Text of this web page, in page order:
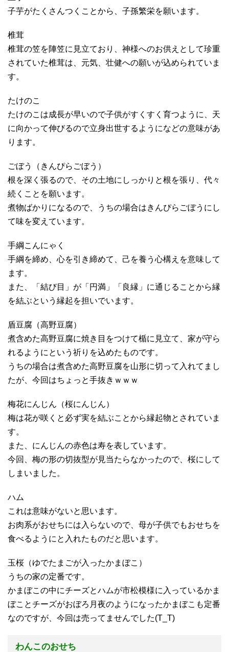
子芋がたくさんつくことから、子孫繁栄を願います。
椎茸
椎茸の笠を陣笠に見立ており、神様へのお供えとして珍重
されていた椎茸は、 元気、壮健への願いが込められていま
す。
たけのこ
たけのこは成長が早いので子供がすくすく育つように
、天
に向かって伸びるので立身出世するようになどの意味があ
ります。
ごぼう（きんぴらごぼう）
根を深く張るので、その土地にしっかりと根を張り、代々
続くことを願います。
煮物ばかりになるので、うちの場合はきんぴらごぼうにし
て味を変えています。
手綱こんにゃく
手綱を締め、心を引き締めて、己を養う心構えを意味して
ます。
また、「結び目」が「円満」「良縁」に通じることから縁
を結ぶという縁起を担いでいます。
盾豆腐（高野豆腐）
煮含めた高野豆腐に焼き目をつけて楯に見立て、家が守ら
れるようにという祈りを込めたものです。
うちの場合は煮含めた高野豆腐を山形に切って入れてまし
たが、今回はちょっと手抜きｗｗｗ
梅花にんじん（桜にんじん）
梅は花が咲くと必ず実を結ぶことから縁起物とされていま
す。
また、にんじんの赤色は寿を表しています。
今回、梅の形の切抜型が見当たらなかったので、桜にして
しまいました。
ハム
これは意味がないと思います。
お肉系がおせちには入らないので、母が子供でもおせちを
食べるようにと入れたものだと思います。
玉桜（ゆでたまごが入ったかまぼこ）
うちの家の定番です。
かまぼこの中にチーズとハムが市松模様に入っているかま
ぼことチーズがおぼろ月夜のようになったかまぼこも定番
なのですが、今回は売ってませんでした(T_T)
わんこのおせち